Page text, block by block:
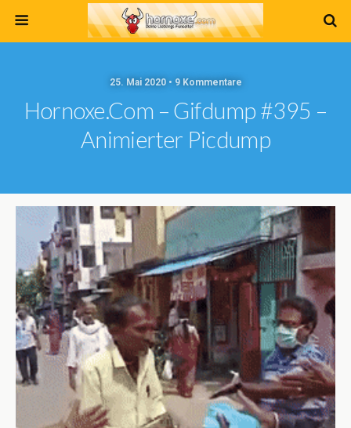
25. Mai 2020 • 9 Kommentare
Hornoxe.com – Gifdump #395 –
Animierter Picdump